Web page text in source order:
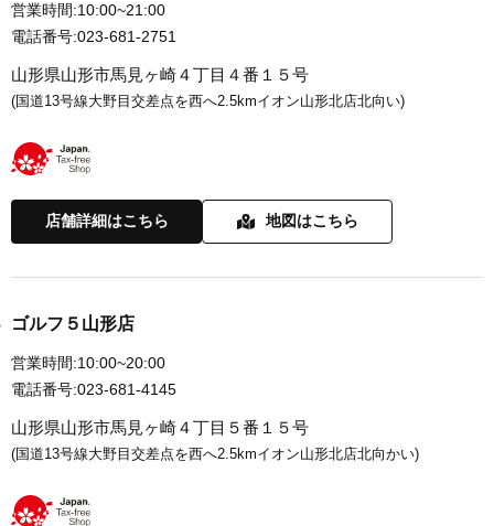
営業時間:10:00~21:00
電話番号:023-681-2751
山形県山形市馬見ヶ崎４丁目４番１５号
(国道13号線大野目交差点を西へ2.5kmイオン山形北店北向い)
店舗詳細はこちら 地図はこちら
ゴルフ５山形店
営業時間:10:00~20:00
電話番号:023-681-4145
山形県山形市馬見ヶ崎４丁目５番１５号
(国道13号線大野目交差点を西へ2.5kmイオン山形北店北向かい)